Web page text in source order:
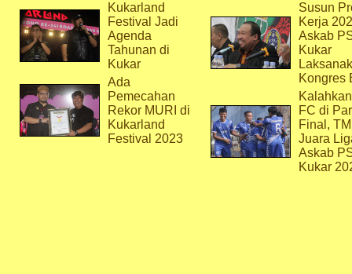
Kukarland
Festival Jadi
Agenda
Tahunan di
Kukar
Ada
Pemecahan
Rekor MURI di
Kukarland
Festival 2023
Susun
Kerja
Askab
Kukar
Kongres
FC di
Final,
Juara
Askab
Kukar